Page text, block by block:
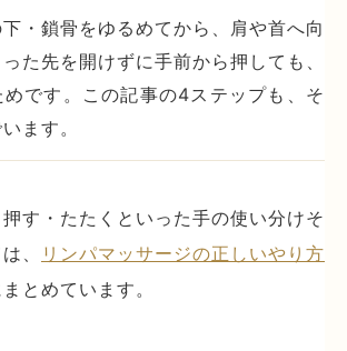
・鎖骨をゆるめてから、肩や首へ向
た先を開けずに手前から押しても、
です。この記事の4ステップも、そ
ます。
す・たたくといった手の使い分けそ
、
リンパマッサージの正しいやり方
とめています。